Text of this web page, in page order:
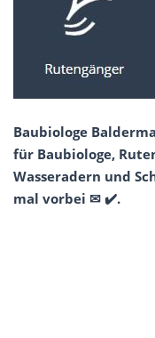
Baubiologe
für Baubiologe,
Wasseradern und
mal vorbei ✉ ✔️.